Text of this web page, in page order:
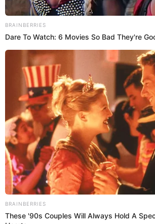
Espectáculos El Popular
01 Jul 2021 | 8:02 h
Kyle Massey, ex estrella de
enviar material sexual a una menor
Massey, fue acusado de un cargo de
una menor.